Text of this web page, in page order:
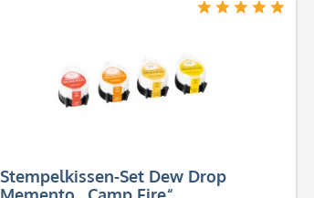
Stempelkissen-Set Dew Drop